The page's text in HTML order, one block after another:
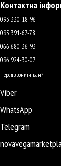
Контактна
093 330-18-96
095 391-67-78
066 680-36-93
096 924-30-07
Передзвонити вам?
Viber
WhatsApp
Telegram